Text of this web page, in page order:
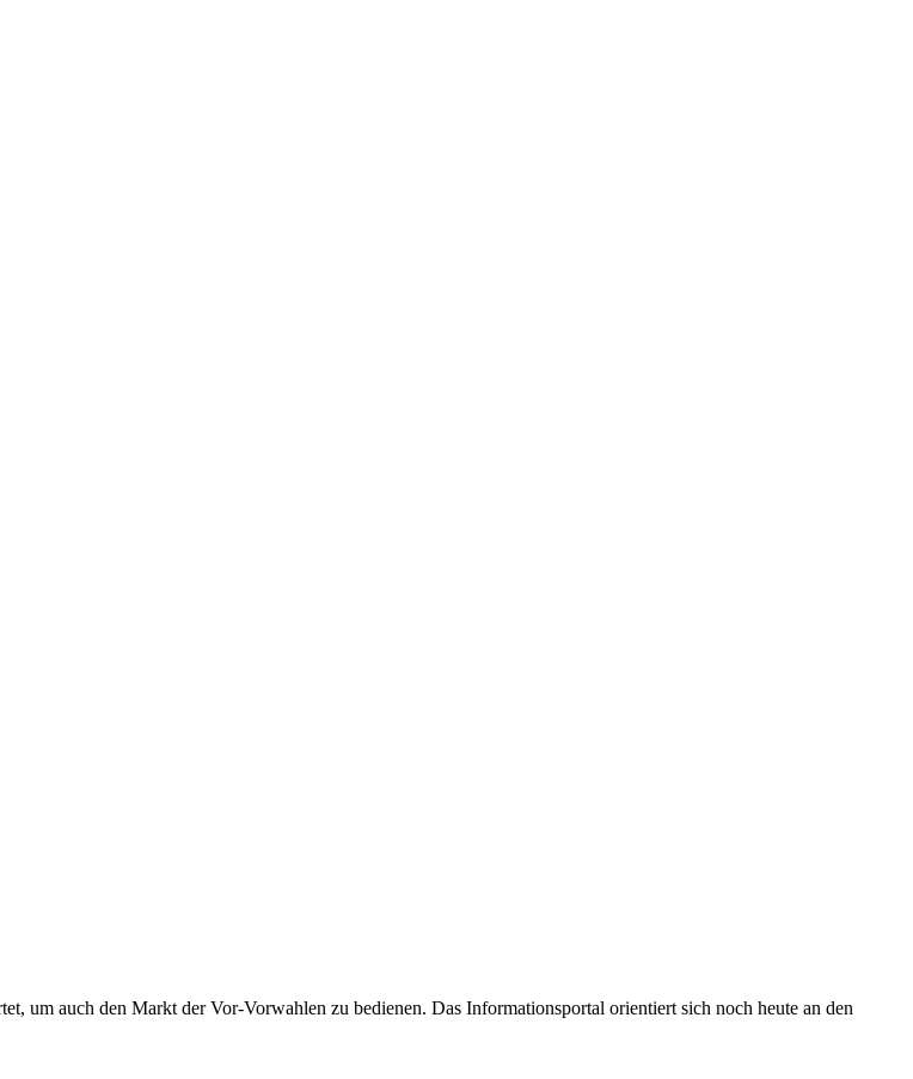
um auch den Markt der Vor-Vorwahlen zu bedienen. Das Informationsportal orientiert sich noch heute an den